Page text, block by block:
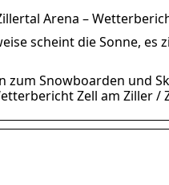
Arena –
scheint die Sonne, es
zum Snowboarden und
Zell am Ziller /